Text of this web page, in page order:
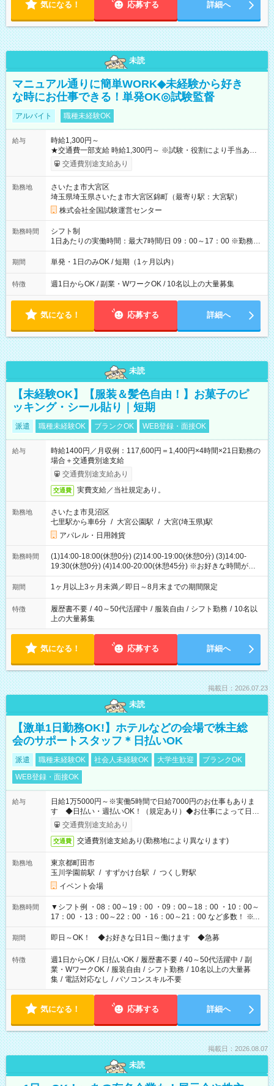
気になる！ 応募する 詳細へ
未読
マニュアル通りに簡単WORK◆未経験から好き
な時にお仕事できる！単発OK◎試験監督
アルバイト 職種未経験OK
給与
時給1,300円～
★交通費一部支給 時給1,300円～ ※試験・役割により手当あり
※勤務回数により昇給あり 【即給（前払い）オプションあ
り！】 希望される場合、勤務から1週間ほどで給与の一部を受け
例】 ・河合塾模擬試験 8:30～17:30（休憩1時間） 時給1,300円
×8時間＝日収10,400円＋交通費 ※当日の役割により時給＋100
円の場合あり ・国家試験 7:00～13:30（休憩なし） 時給1,300
円（役割手当＋100円）×6時間＝日収8,400円＋交通費 【試用期
間】試用期間なし
交通費別途支給あり
勤務地
さいたま市大宮区
埼玉県埼玉県さいたま市大宮区錦町（最寄り駅：大宮駅）
株式会社全国試験運営センター
勤務時間
シフト制
1日あたりの実働時間：最大7時間/日 09：00～17：00 ※勤務時
間は 試験により異なります。
期間 単発・1日のみOK / 短期（1ヶ月以内）
特徴 週1日からOK / 副業・WワークOK / 10名以上の大量募集
気になる！ 応募する 詳細へ
未読
【未経験OK】【服装＆髪色自由！】お菓子のピ
ッキング・シール貼り｜短期
派遣 職種未経験OK ブランクOK WEB登録・面接OK
給与
時給1400円／月収例：117,600円＝1,400円×4時間×21日勤務の
場合＋交通費別途支給
交通費別途支給あり
交通費 実費支給／当社規定あり。
勤務地
さいたま市見沼区
七里駅から車6分 / 大宮公園駅 / 大宮(埼玉県)駅
アパレル・日用雑貨
勤務時間
(1)14:00-18:00(休憩0分) (2)14:00-19:00(休憩0分) (3)14:00-
19:30(休憩0分) (4)14:00-20:00(休憩45分) ※お好きな時間が選べ
ます
期間 1ヶ月以上3ヶ月未満／即日～8月末までの期間限定
特徴 履歴書不要 / 40～50代活躍中 / 服装自由 / シフト勤務 / 10名以
上の大量募集
気になる！ 応募する 詳細へ
掲載日：2026.07.23
未読
【激単1日勤務OK!】ホテルなどの会場で株主総
会のサポートスタッフ＊日払いOK
派遣 職種未経験OK 社会人未経験OK 大学生歓迎
ブランクOK
WEB登録・面接OK
給与
日給1万5000円～※実働5時間で日給7000円のお仕事もありま
す ◆日払い・週払いOK！（規定あり）◆お仕事によって日給
も異なります
交通費別途支給あり
交通費 交通費別途支給あり(勤務地により異なります)
勤務地
東京都町田市
玉川学園前駅 / すずかけ台駅 / つくし野駅
イベント会場
勤務時間
▼シフト例 ・08：00～19：00 ・09：00～18：00 ・10：00～
17：00 ・13：00～22：00 ・16：00～21：00 など多数！ ※お
仕事により勤務時間が異なります
期間 即日～OK！ ◆お好きな日1日～働けます ◆急募
特徴 週1日からOK / 日払いOK / 履歴書不要 / 40～50代活躍中 / 副
業・WワークOK / 服装自由 / シフト勤務 / 10名以上の大量募
集 / 電話対応なし / パソコンスキル不要
気になる！ 応募する 詳細へ
掲載日：2026.08.07
未読